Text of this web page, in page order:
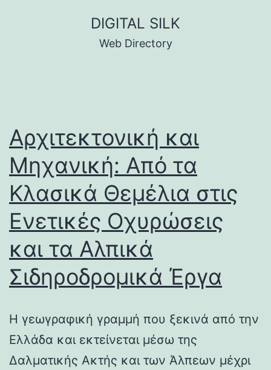
DIGITAL SILK
Web Directory
Αρχιτεκτονική και
Μηχανική: Από τα
Κλασικά Θεμέλια στις
Ενετικές Οχυρώσεις
και τα Αλπικά
Σιδηροδρομικά Έργα
Η γεωγραφική γραμμή που ξεκινά από την
Ελλάδα και εκτείνεται μέσω της
Δαλματικής Ακτής και των Άλπεων μέχρι